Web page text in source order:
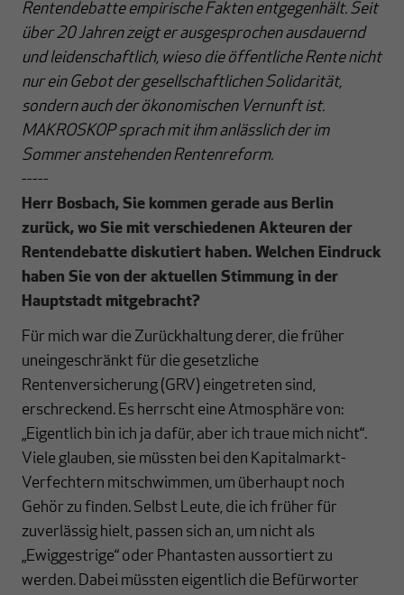
Rentendebatte empirische Fakten entgegenhält. Seit
über 20 Jahren zeigt er ausgesprochen ausdauernd
und leidenschaftlich, wieso die öffentliche Rente nicht
nur ein Gebot der gesellschaftlichen Solidarität,
sondern auch der ökonomischen Vernunft ist.
MAKROSKOP sprach mit ihm anlässlich der im
Sommer anstehenden Rentenreform.
-----
Herr Bosbach, Sie kommen gerade aus Berlin
zurück, wo Sie mit verschiedenen Akteuren der
Rentendebatte diskutiert haben. Welchen Eindruck
haben Sie von der aktuellen Stimmung in der
Hauptstadt mitgebracht?
Für mich war die Zurückhaltung derer, die früher
uneingeschränkt für die gesetzliche
Rentenversicherung (GRV) eingetreten sind,
erschreckend. Es herrscht eine Atmosphäre von:
„Eigentlich bin ich ja dafür, aber ich traue mich nicht“.
Viele glauben, sie müssten bei den Kapitalmarkt-
Verfechtern mitschwimmen, um überhaupt noch
Gehör zu finden. Selbst Leute, die ich früher für
zuverlässig hielt, passen sich an, um nicht als
„Ewiggestrige“ oder Phantasten aussortiert zu
werden. Dabei müssten eigentlich die Befürworter